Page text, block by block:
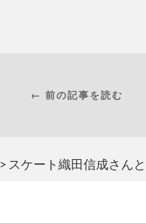
← 前の記事を読む
> スケート織田信成さん